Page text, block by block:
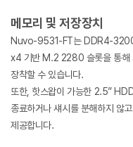
메모리 및 저장장치
Nuvo-9531-FT는 DDR4-3200
x4 기반 M.2 2280 슬롯을 통
장착할 수 있습니다.
또한, 핫스왑이 가능한 2.5”
종료하거나 섀시를 분해하지 않
제공합니다.